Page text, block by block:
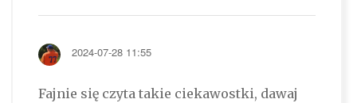
2024-07-28 11:55
Fajnie się czyta takie ciekawostki, dawaj